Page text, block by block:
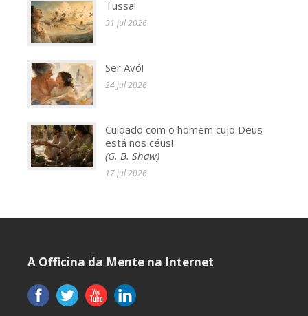
Tussa!
31 jul 2026
Ser Avó!
24 jul 2026
Cuidado com o homem cujo Deus
está nos céus!
(G. B. Shaw)
17 jul 2026
A Officina da Mente na Internet